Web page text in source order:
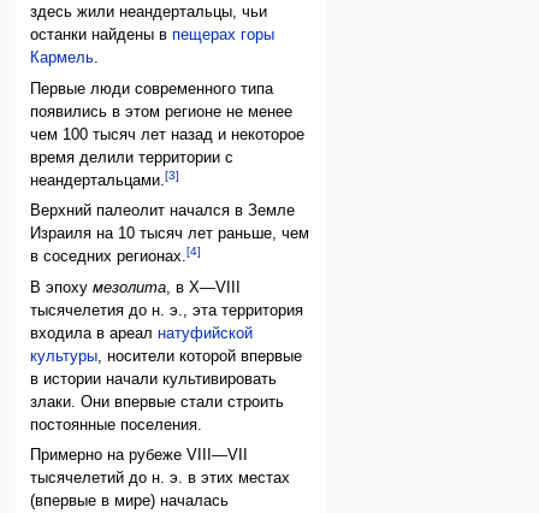
здесь жили неандертальцы, чьи
останки найдены впещерах горы
Кармель.
Первые люди современного типа
появились в этом регионе не менее
чем 100 тысяч лет назад и некоторое
время делили территории с
неандертальцами.[3]
Верхний палеолит начался в Земле
Израиля на 10 тысяч лет раньше, чем
в соседних регионах.[4]
В эпохумезолита , в X—VIII
тысячелетия до н. э., эта территория
входила в ареалнатуфийской
культуры , носители которой впервые
в истории начали культивировать
злаки. Они впервые стали строить
постоянные поселения.
Примерно на рубеже VIII—VII
тысячелетий до н. э. в этих местах
(впервые в мире) началась